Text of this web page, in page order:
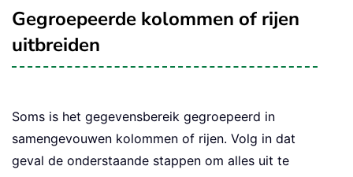
Gegroepeerde kolommen of rijen
uitbreiden
Soms is het gegevensbereik gegroepeerd in
samengevouwen kolommen of rijen. Volg in dat
geval de onderstaande stappen om alles uit te